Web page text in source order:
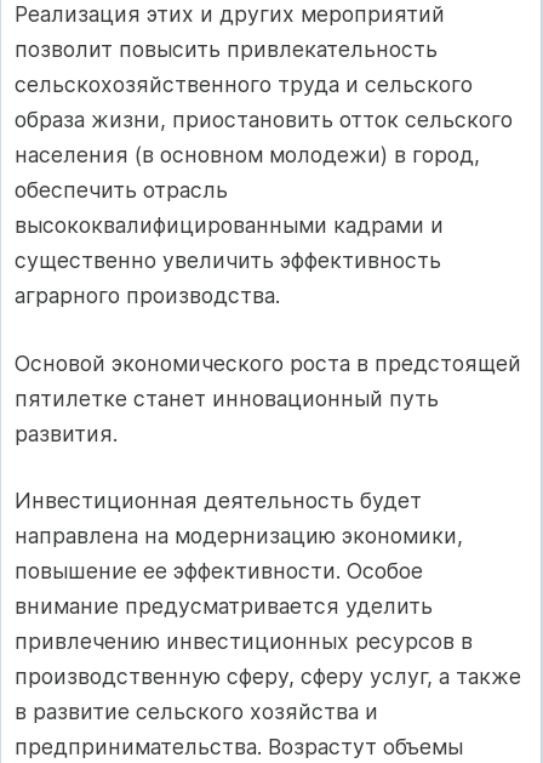
Реализация этих и других мероприятий
позволит повысить привлекательность
сельскохозяйственного труда и сельского
образа жизни, приостановить отток сельского
населения (в основном молодежи) в город,
обеспечить отрасль
высококвалифицированными кадрами и
существенно увеличить эффективность
аграрного производства.
Основой экономического роста в предстоящей
пятилетке станет инновационный путь
развития.
Инвестиционная деятельность будет
направлена на модернизацию экономики,
повышение ее эффективности. Особое
внимание предусматривается уделить
привлечению инвестиционных ресурсов в
производственную сферу, сферу услуг, а также
в развитие сельского хозяйства и
предпринимательства. Возрастут объемы